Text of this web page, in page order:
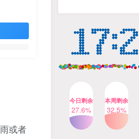
或者
小红
商新机
量红利
5个月
TOP4
公众号
TOP5
AI商业
掌握
构建
4个月前
TOP6
今日剩余
27.6%
本周剩余
32.5%